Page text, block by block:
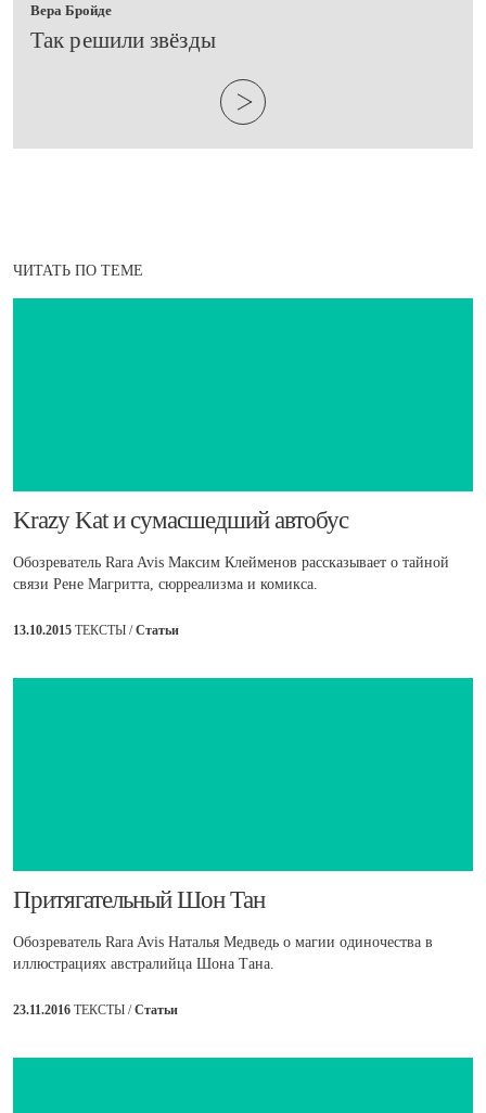
Вера Бройде
​Так решили звёзды
ЧИТАТЬ ПО ТЕМЕ
Krazy Kat и сумасшедший автобус
Обозреватель Rara Avis Максим Клейменов рассказывает о тайной
связи Рене Магритта, сюрреализма и комикса.
13.10.2015 ТЕКСТЫ /Статьи
​Притягательный Шон Тан
Обозреватель Rara Avis Наталья Медведь о магии одиночества в
иллюстрациях австралийца Шона Тана.
23.11.2016 ТЕКСТЫ /Статьи